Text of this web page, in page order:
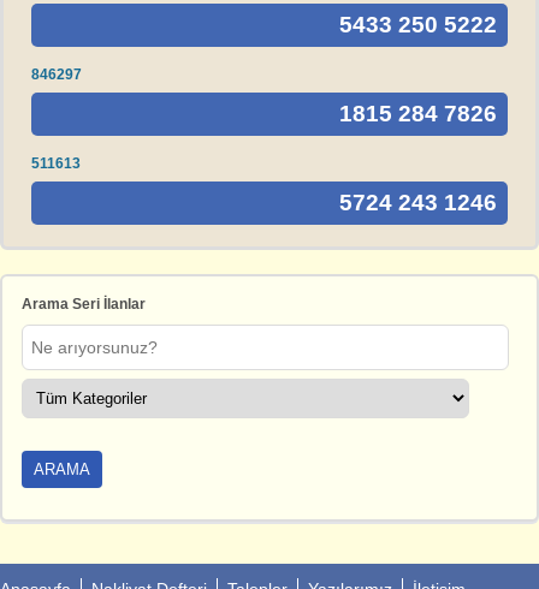
5433 250 5222
846297
1815 284 7826
511613
5724 243 1246
Arama Seri İlanlar